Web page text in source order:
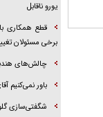
یورو ناقابل
قطع همکاری
برخی مسئولان
چالش‌های
باور نمی‌کنیم
شگفتی‌سازی